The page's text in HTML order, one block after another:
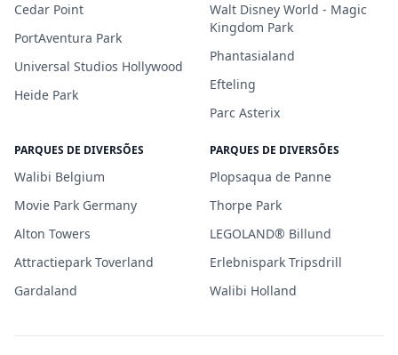
Cedar Point
PortAventura Park
Universal Studios Hollywood
Heide Park
Walt Disney World - Magic
Kingdom Park
Phantasialand
Efteling
Parc Asterix
PARQUES DE DIVERSÕES
Walibi Belgium
Movie Park Germany
Alton Towers
Attractiepark Toverland
Gardaland
PARQUES DE DIVERSÕES
Plopsaqua de Panne
Thorpe Park
LEGOLAND® Billund
Erlebnispark Tripsdrill
Walibi Holland